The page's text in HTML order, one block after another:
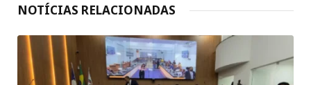
NOTÍCIAS RELACIONADAS